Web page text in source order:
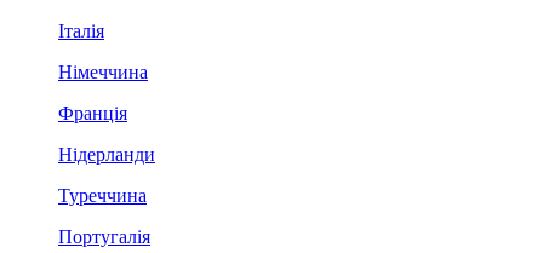
Італія
Німеччина
Франція
Нідерланди
Туреччина
Португалія